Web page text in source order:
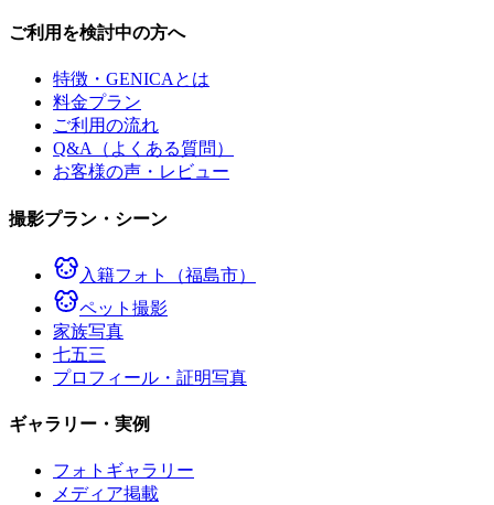
ご利用を検討中の方へ
特徴・GENICAとは
料金プラン
ご利用の流れ
Q&A（よくある質問）
お客様の声・レビュー
撮影プラン・シーン
入籍フォト（福島市）
ペット撮影
家族写真
七五三
プロフィール・証明写真
ギャラリー・実例
フォトギャラリー
メディア掲載